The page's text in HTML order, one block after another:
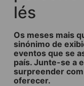
lés
Os meses mais
sinónimo de
eventos que se
país. Junte-se a
surpreender
oferecer.